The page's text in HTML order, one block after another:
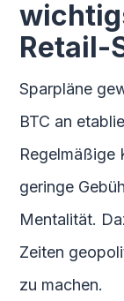
Retail-
Sparpläne
BTC an
Regelmäßige
geringe
Mentalität.
Zeiten
zu machen.